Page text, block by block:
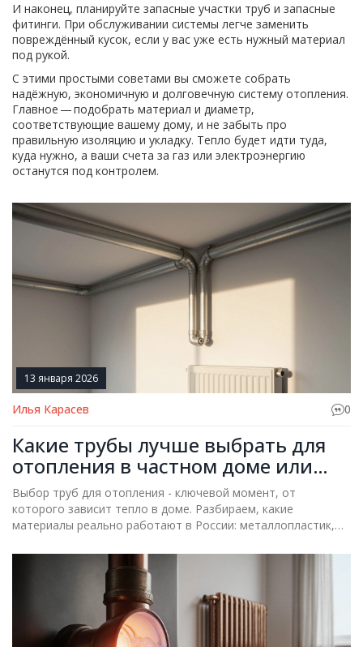
И наконец, планируйте запасные участки труб и запасные
фитинги. При обслуживании системы легче заменить
повреждённый кусок, если у вас уже есть нужный материал
под рукой.
С этими простыми советами вы сможете собрать
надёжную, экономичную и долговечную систему отопления.
Главное — подобрать материал и диаметр,
соответствующие вашему дому, и не забыть про
правильную изоляцию и укладку. Тепло будет идти туда,
куда нужно, а ваши счета за газ или электроэнергию
останутся под контролем.
13 января 2026
Илья Карасев 0
Какие трубы лучше выбрать для
отопления в частном доме или
квартире
Выбор труб для отопления - ключевой момент, от
которого зависит тепло в доме. Разбираем, какие
материалы реально работают в России: металлопластик,
практика.